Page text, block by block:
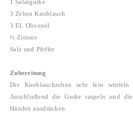
1 Salatgurke
3 Zehen Knoblauch
3 EL Olivenöl
½ Zitrone
Salz und Pfeffer
Zubereitung
Die Knoblauchzehen sehr fein
Anschließend die Gurke raspeln und
Händen ausdrücken.